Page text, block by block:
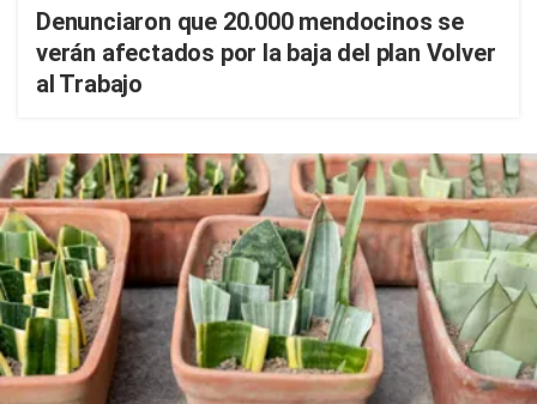
Denunciaron que 20.000 mendocinos se
verán afectados por la baja del plan Volver
al Trabajo